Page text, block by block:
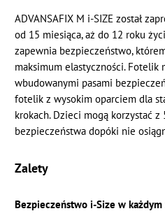
ADVANSAFIX M i-SIZE został
od 15 miesiąca, aż do 12 roku
zapewnia bezpieczeństwo,
maksimum elastyczności. Fotelik
wbudowanymi pasami
fotelik z wysokim oparciem dla
krokach. Dzieci mogą korzystać
bezpieczeństwa dopóki nie
Zalety
Bezpieczeństwo i-Size w